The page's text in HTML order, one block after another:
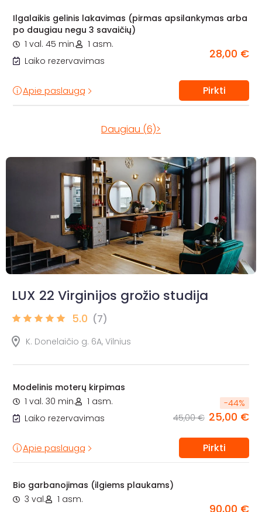
Ilgalaikis gelinis lakavimas (pirmas apsilankymas arba
po daugiau negu 3 savaičių)
1 val. 45 min.
1 asm.
Laiko rezervavimas
28,00 €
Apie paslaugą Pirkti
Daugiau (6)>
LUX 22 Virginijos grožio studija
5.0 (7)
K. Donelaičio g. 6A, Vilnius
Modelinis moterų kirpimas
1 val. 30 min.
1 asm.
Laiko rezervavimas
-44%
45,00 € 25,00 €
Apie paslaugą Pirkti
Bio garbanojimas (ilgiems plaukams)
3 val.
1 asm.
90,00 €